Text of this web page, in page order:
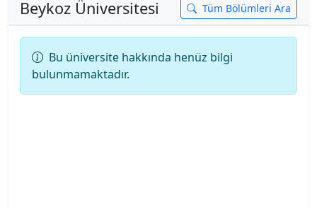
Antalya Bilim Üniversitesi
Ardahan Üniversitesi
Arkın Yaratıcı Sanatlar ve Tasarım Üniversitesi
Beykoz Üniversitesi Tüm Bölümleri Ara
Bu üniversite hakkında henüz bilgi
bulunmamaktadır.